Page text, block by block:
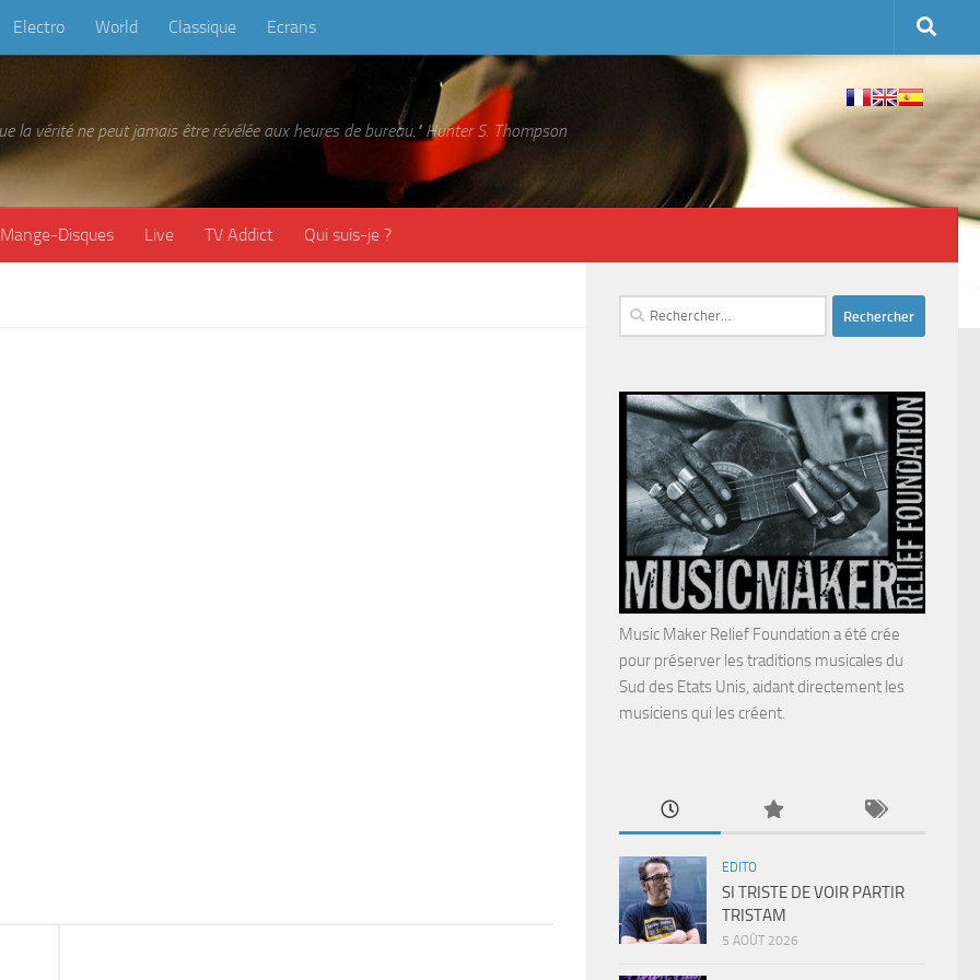
Electro World Classique Ecrans
la vérité ne peut jamais être révélée aux heures de bureau." Hunter S. Thompson
Mange-Disques Live TV Addict Qui suis-je ?
Rechercher :
Music Maker Relief Foundation a été crée
pour préserver les traditions musicales du
Sud des Etats Unis, aidant directement les
musiciens qui les créent.
EDITO
SI TRISTE DE VOIR PARTIR
TRISTAM
5 AOÛT 2026